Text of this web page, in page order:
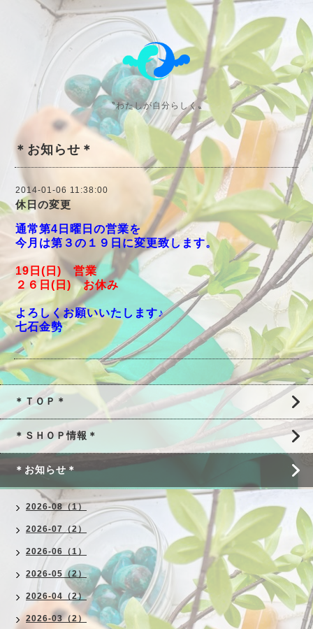
〝わたしが自分らしく〟
＊お知らせ＊
2014-01-06 11:38:00
休日の変更
通常第4日曜日の営業を
今月は第３の１９日に変更致します。
19日(日) 営業
２６日(日) お休み
よろしくお願いいたします♪
七石金勢
＊ＴＯＰ＊
＊ＳＨＯＰ情報＊
＊お知らせ＊
2026-08（1）
2026-07（2）
2026-06（1）
2026-05（2）
2026-04（2）
2026-03（2）